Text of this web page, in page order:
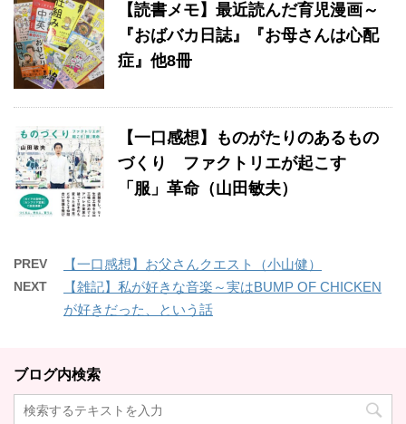
【読書メモ】最近読んだ育児漫画～
『おばバカ日誌』『お母さんは心配
症』他8冊
【一口感想】ものがたりのあるもの
づくり ファクトリエが起こす
「服」革命（山田敏夫）
PREV 【一口感想】お父さんクエスト（小山健）
NEXT
【雑記】私が好きな音楽～実はBUMP OF CHICKEN
が好きだった、という話
ブログ内検索